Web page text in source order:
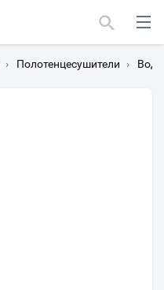
› Полотенцесушители ›